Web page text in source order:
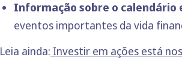
Informação sobre o calendário
eventos importantes da vida
Leia ainda: Investir em ações está